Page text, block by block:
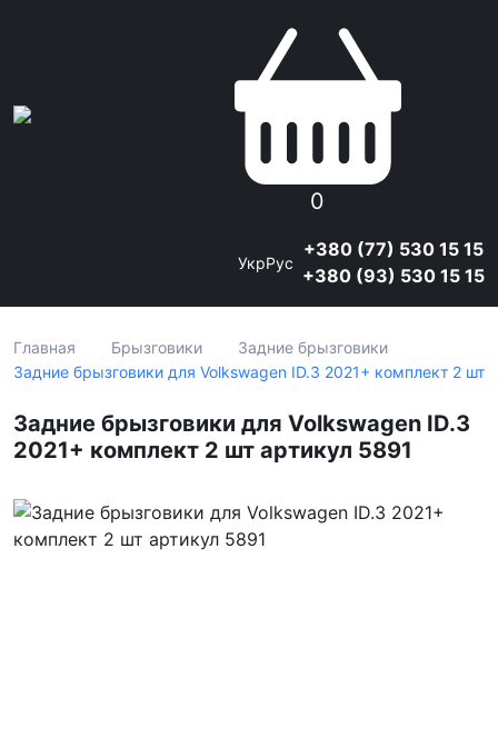
0
УкрРус
+380 (77) 530 15 15
+380 (93) 530 15 15
Главная Брызговики
Задние брызговики
Задние брызговики для Volkswagen ID.3 2021+ комплект 2 шт
Задние брызговики для Volkswagen ID.3
2021+ комплект 2 шт артикул 5891